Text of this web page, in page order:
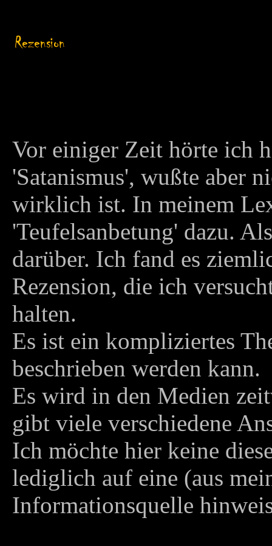
Vor einiger Zeit hörte ich
'Satanismus', wußte aber
wirklich ist. In meinem
'Teufelsanbetung' dazu.
darüber. Ich fand es
Rezension, die ich
halten.
Es ist ein kompliziertes
beschrieben werden kann.
Es wird in den Medien
gibt viele verschiedene
Ich möchte hier keine
lediglich auf eine (aus
Informationsquelle